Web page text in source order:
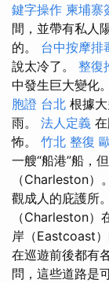
鍵字操作 柬埔寨
間，並帶有私人
的。 台中按摩排
說太冷了。 整復
中發生巨大變化。
胞證 台北 根據
雨。 法人定義
怖。 竹北 整復
一艘“船港”船，
（Charleston）
觀成人的庇護所。
（Charleston）
岸（Eastcoast）
在巡遊前後都有
問，這些道路是